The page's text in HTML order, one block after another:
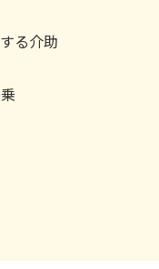
る介助